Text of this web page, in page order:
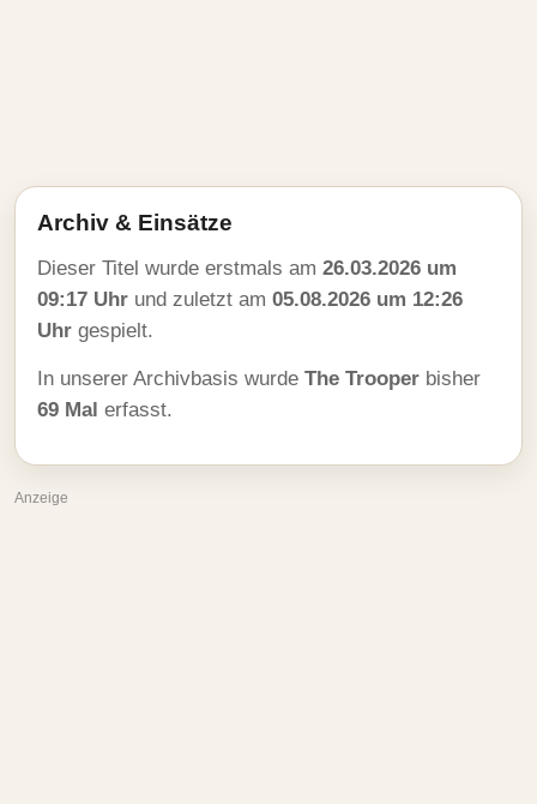
Archiv & Einsätze
Dieser Titel wurde erstmals am 26.03.2026 um
09:17 Uhr und zuletzt am 05.08.2026 um 12:26
Uhr gespielt.
In unserer Archivbasis wurde The Trooper bisher
69 Mal erfasst.
Anzeige